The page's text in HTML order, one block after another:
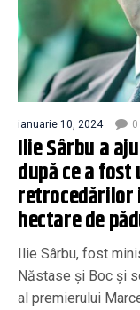
ianuarie 10, 2024
Ilie Sârbu a
după ce a
retrocedărilor
hectare de
Ilie Sârbu, fost
Năstase și Boc și
al premierului